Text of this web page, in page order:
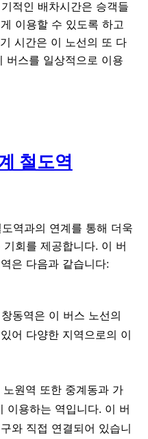
적인 배차시간은 승객들
이용할 수 있도록 하고
시간은 이 노선의 또 다
버스를 일상적으로 이용
철도역
역과의 연계를 통해 더욱
회를 제공합니다. 이 버
은 다음과 같습니다:
동역은 이 버스 노선의
어 다양한 지역으로의 이
원역 또한 중계동과 가
이용하는 역입니다. 이 버
와 직접 연결되어 있습니